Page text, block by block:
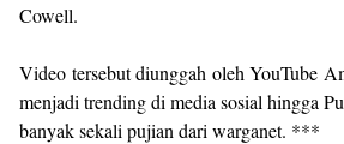
Cowell.
Video tersebut diunggah oleh YouTube
menjadi trending di media sosial hingga
banyak sekali pujian dari warganet. ***